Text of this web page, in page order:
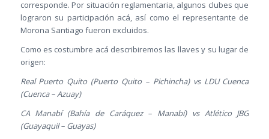
corresponde. Por situación reglamentaria, algunos clubes que
lograron su participación acá, así como el representante de
Morona Santiago fueron excluidos.
Como es costumbre acá describiremos las llaves y su lugar de
origen:
Real Puerto Quito (Puerto Quito – Pichincha) vs LDU Cuenca
(Cuenca – Azuay)
CA Manabí (Bahía de Caráquez – Manabí) vs Atlético JBG
(Guayaquil – Guayas)